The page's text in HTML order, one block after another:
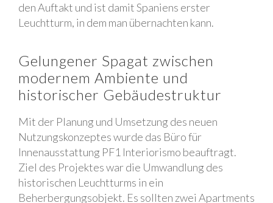
den Auftakt und ist damit Spaniens erster
Leuchtturm, in dem man übernachten kann.
Gelungener Spagat zwischen
modernem Ambiente und
historischer Gebäudestruktur
Mit der Planung und Umsetzung des neuen
Nutzungskonzeptes wurde das Büro für
Innenausstattung PF1 Interiorismo beauftragt.
Ziel des Projektes war die Umwandlung des
historischen Leuchtturms in ein
Beherbergungsobjekt. Es sollten zwei Apartments